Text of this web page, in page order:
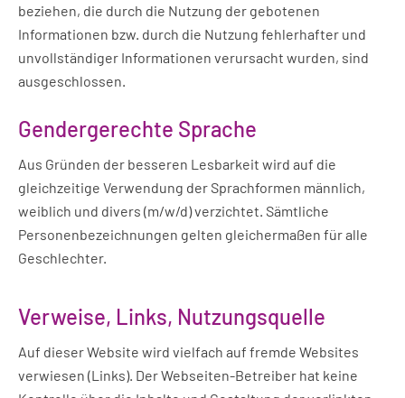
beziehen, die durch die Nutzung der gebotenen
Informationen bzw. durch die Nutzung fehlerhafter und
unvollständiger Informationen verursacht wurden, sind
ausgeschlossen.
Gendergerechte Sprache
Aus Gründen der besseren Lesbarkeit wird auf die
gleichzeitige Verwendung der Sprachformen männlich,
weiblich und divers (m/w/d) verzichtet. Sämtliche
Personenbezeichnungen gelten gleichermaßen für alle
Geschlechter.
Verweise, Links, Nutzungsquelle
Auf dieser Website wird vielfach auf fremde Websites
verwiesen (Links). Der Webseiten-Betreiber hat keine